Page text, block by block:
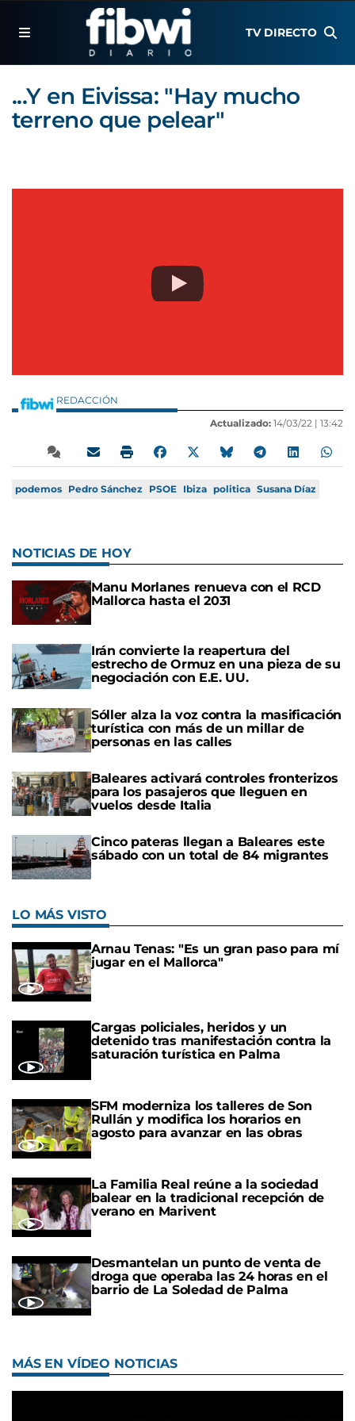
TV DIRECTO
...Y en Eivissa: "Hay mucho
terreno que pelear"
REDACCIÓN
Actualizado: 14/03/22 | 13:42
podemos Pedro Sánchez PSOE Ibiza politica Susana Díaz
NOTICIAS DE HOY
Manu Morlanes renueva con el RCD
Mallorca hasta el 2031
Irán convierte la reapertura del
estrecho de Ormuz en una pieza de su
negociación con E.E. UU.
Sóller alza la voz contra la masificación
turística con más de un millar de
personas en las calles
Baleares activará controles fronterizos
para los pasajeros que lleguen en
vuelos desde Italia
Cinco pateras llegan a Baleares este
sábado con un total de 84 migrantes
LO MÁS VISTO
Arnau Tenas: "Es un gran paso para mí
jugar en el Mallorca"
Cargas policiales, heridos y un
detenido tras manifestación contra la
saturación turística en Palma
SFM moderniza los talleres de Son
Rullán y modifica los horarios en
agosto para avanzar en las obras
La Familia Real reúne a la sociedad
balear en la tradicional recepción de
verano en Marivent
Desmantelan un punto de venta de
droga que operaba las 24 horas en el
barrio de La Soledad de Palma
MÁS EN VÍDEO NOTICIAS